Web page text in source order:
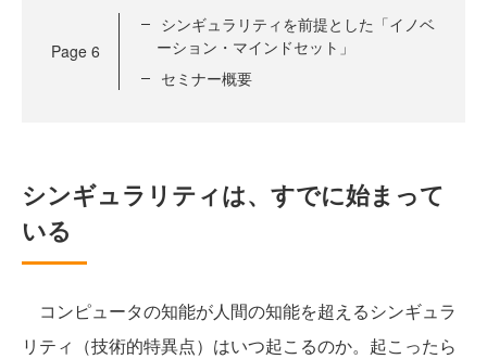
Page 6
シンギュラリティを前提とした「イノベ
ーション・マインドセット」
セミナー概要
シンギュラリティは、すでに始まって
いる
コンピュータの知能が人間の知能を超えるシンギュラ
リティ（技術的特異点）はいつ起こるのか。起こったら